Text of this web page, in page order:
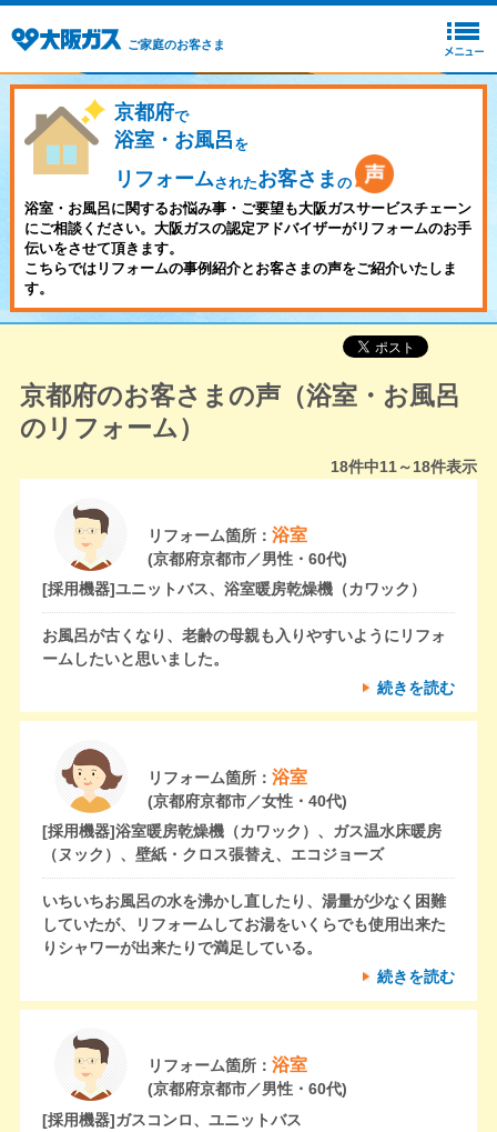
ご家庭のお客さま
京都府で
浴室・お風呂 を
リフォームされたお客さま の
浴室・お風呂に関するお悩み事・ご要望も大阪ガスサービスチェーン
にご相談ください。大阪ガスの認定アドバイザーがリフォームのお手
伝いをさせて頂きます。
こちらではリフォームの事例紹介とお客さまの声をご紹介いたしま
す。
京都府のお客さまの声（浴室・お風呂
のリフォーム）
18件中11～18件表示
リフォーム箇所： 浴室
(京都府京都市／男性・60代)
[採用機器]ユニットバス、浴室暖房乾燥機（カワック）
お風呂が古くなり、老齢の母親も入りやすいようにリフォ
ームしたいと思いました。
続きを読む
リフォーム箇所： 浴室
(京都府京都市／女性・40代)
[採用機器]浴室暖房乾燥機（カワック）、ガス温水床暖房
（ヌック）、壁紙・クロス張替え、エコジョーズ
いちいちお風呂の水を沸かし直したり、湯量が少なく困難
していたが、リフォームしてお湯をいくらでも使用出来た
りシャワーが出来たりで満足している。
続きを読む
リフォーム箇所： 浴室
(京都府京都市／男性・60代)
[採用機器]ガスコンロ、ユニットバス